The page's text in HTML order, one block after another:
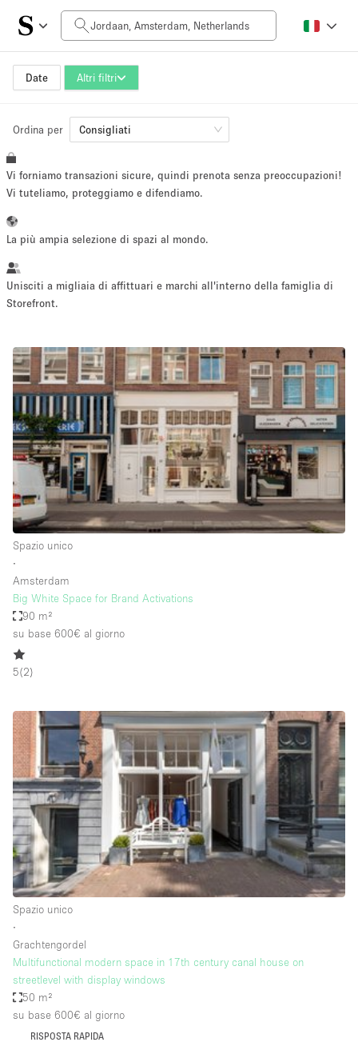
Date Altri filtri
Prezzo al giorno
0€
Dimensioni dello spazio
500+ m²
~ 13 persone
artistico
Servizio
fotografico
Conferenza Meeting Ufficio
Acquista
Condividi
Tipo di spazio
Acquista Condividi
Atelier / Laboratorio
Fiera/festival
Galleria d'arte
Hall
Imbarcazione
Magazzino
Negozio in centro commerciale
Ristorante/bar/caffè
Sala riunioni
Salone
Spazio hall
Ordina per Consigliati
Vi forniamo transazioni sicure, quindi prenota senza preoccupazioni!
Vi tuteliamo, proteggiamo e difendiamo.
La più ampia selezione di spazi al mondo.
Unisciti a migliaia di affittuari e marchi all'interno della famiglia di
Storefront.
Spazio unico
∙
Amsterdam
Big White Space for Brand Activations
90 m²
su base 600€ al giorno
5(2)
Spazio unico
∙
Grachtengordel
Multifunctional modern space in 17th century canal house on
streetlevel with display windows
50 m²
su base 600€ al giorno
RISPOSTA RAPIDA